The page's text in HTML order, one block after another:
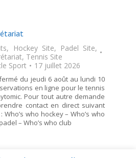
, Hockey Site, Padel Site,
, Tennis Site
Sport 17 juillet 2026
du jeudi 6 août au lundi 10
en ligne pour le tennis
Pour tout autre demande
contact en direct suivant
who hockey – Who’s who
– Who’s who club